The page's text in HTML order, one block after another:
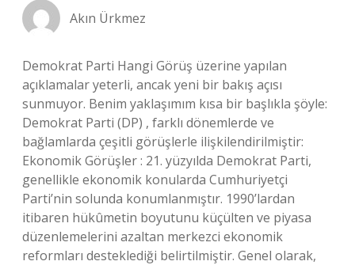
Akın Ürkmez
Demokrat Parti Hangi Görüş üzerine yapılan
açıklamalar yeterli, ancak yeni bir bakış açısı
sunmuyor. Benim yaklaşımım kısa bir başlıkla şöyle:
Demokrat Parti (DP) , farklı dönemlerde ve
bağlamlarda çeşitli görüşlerle ilişkilendirilmiştir:
Ekonomik Görüşler : 21. yüzyılda Demokrat Parti,
genellikle ekonomik konularda Cumhuriyetçi
Parti’nin solunda konumlanmıştır. 1990’lardan
itibaren hükûmetin boyutunu küçülten ve piyasa
düzenlemelerini azaltan merkezci ekonomik
reformları desteklediği belirtilmiştir. Genel olarak,